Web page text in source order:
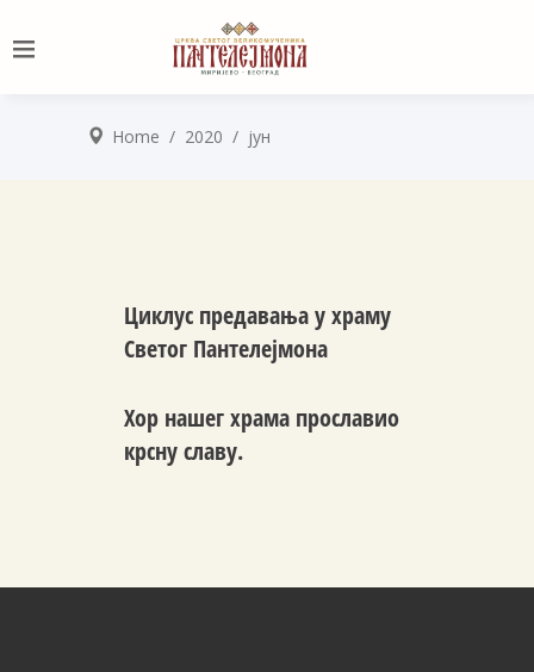
Home / 2020 / јун
Циклус предавања у храму
Светог Пантелејмона
Хор нашег храма прославио
крсну славу.